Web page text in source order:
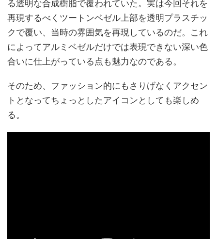
る透明な合成樹脂で覆われていた。実は今回それを
再現するべくツートンベゼル上部を透明プラスチッ
クで覆い、当時の雰囲気を再現しているのだ。これ
によってアルミベゼルだけでは表現できない深い色
合いに仕上がっている点も魅力なのである。
そのため、ファッション的にもさりげなくアクセン
トとなってちょっとしたアイコンとしても楽しめ
る。